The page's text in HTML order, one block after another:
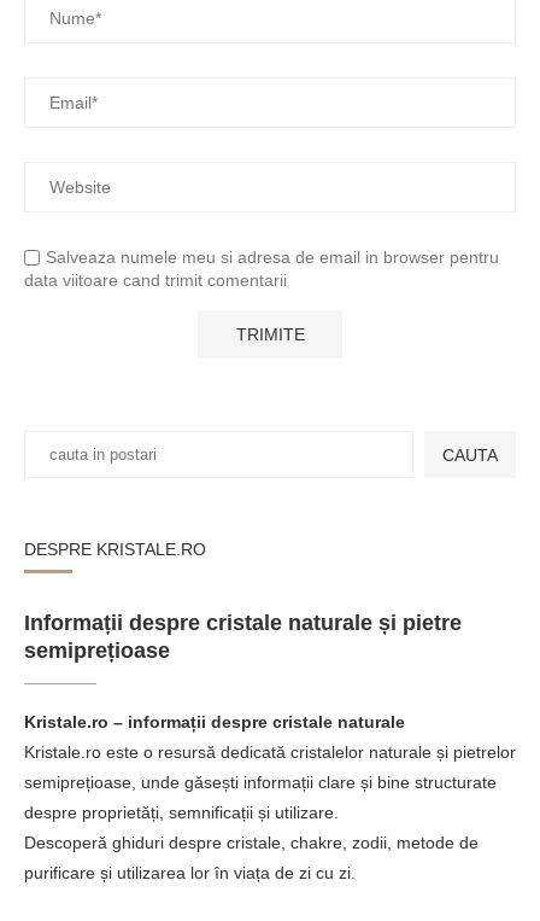
Salveaza numele meu si adresa de email in browser pentru
data viitoare cand trimit comentarii
CAUTA
DESPRE KRISTALE.RO
Informații despre cristale naturale și pietre
semiprețioase
Kristale.ro – informații despre cristale naturale
Kristale.ro este o resursă dedicată cristalelor naturale și pietrelor
semiprețioase, unde găsești informații clare și bine structurate
despre proprietăți, semnificații și utilizare.
Descoperă ghiduri despre cristale, chakre, zodii, metode de
purificare și utilizarea lor în viața de zi cu zi.